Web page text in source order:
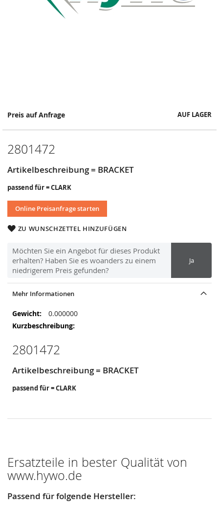
Preis auf Anfrage AUF LAGER
2801472
Artikelbeschreibung = BRACKET
passend für = CLARK
Online Preisanfrage starten
ZU WUNSCHZETTEL HINZUFÜGEN
Möchten Sie ein Angebot für dieses Produkt
erhalten? Haben Sie es woanders zu einem
niedrigerem Preis gefunden?
Ja
Springe
Anfang
Bildergalerie
Mehr Informationen
Mehr
Informationen
0.000000
2801472
Artikelbeschreibung = BRACKET
passend für = CLARK
Ersatzteile in bester Qualität von
www.hywo.de
Passend für folgende Hersteller: